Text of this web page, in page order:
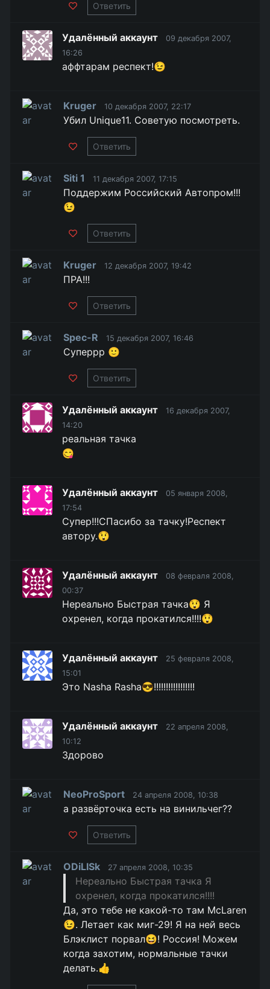
Ответить
Удалённый аккаунт
09 декабря 2007,
16:26
аффтарам респект!😉
Kruger 10 декабря 2007, 22:17
Убил Unique11. Советую посмотреть.
Ответить
Siti 1 11 декабря 2007, 17:15
Поддержим Российский Автопром!!!
😉
Ответить
Kruger 12 декабря 2007, 19:42
ПРА!!!
Ответить
Spec-R 15 декабря 2007, 16:46
Суперрр 🙂
Ответить
Удалённый аккаунт
16 декабря 2007,
14:20
реальная тачка
😋
Удалённый аккаунт
05 января 2008,
17:54
Супер!!!СПасибо за тачку!Респект
автору.😲
Удалённый аккаунт
08 февраля 2008,
00:37
Нереально Быстрая тачка😲 Я
охренел, когда прокатился!!!!😲
Удалённый аккаунт
25 февраля 2008,
15:01
Это Nasha Rasha😎!!!!!!!!!!!!!!!!!
Удалённый аккаунт
22 апреля 2008,
10:12
Здорово
NeoProSport 24 апреля 2008, 10:38
а развёрточка есть на винильчег??
Ответить
ODiLISk 27 апреля 2008, 10:35
Нереально Быстрая тачка Я
охренел, когда прокатился!!!!
Да, это тебе не какой-то там McLaren
😉. Летает как миг-29! Я на ней весь
Блэклист порвал😆! Россия! Можем
когда захотим, нормальные тачки
делать.👍